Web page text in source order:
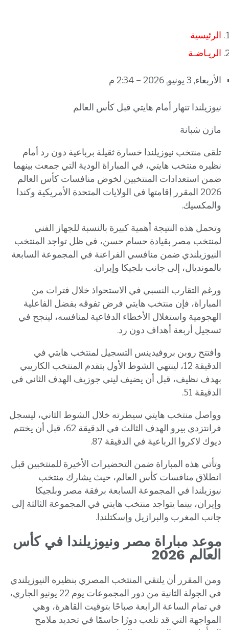
الرئيسية
الريـاضـة
الأربعاء, 3 يونيو, 2026 – 2:34 م
نيوزيلندا تنهار أمام هايتي قبل كأس العالم
مازن شبانة
تلقى منتخب نيوزيلندا خسارة ثقيلة برباعية دون رد أمام
نظيره منتخب هايتي، في المباراة الودية التي جمعت بينهما
ضمن استعدادات المنتخبين لخوض منافسات كأس العالم
2026 المقرر إقامتها في الولايات المتحدة الأمريكية وكندا
والمكسيك.
وتحمل هذه النتيجة أهمية كبيرة بالنسبة للجهاز الفني
لمنتخب مصر بقيادة حسام حسن، في ظل تواجد المنتخب
النيوزيلندي ضمن منافسي الفراعنة في المجموعة السابعة
بالمونديال، إلى جانب بلجيكا وإيران.
ورغم التقارب النسبي في الاستحواذ خلال فترات من
المباراة، فإن منتخب هايتي فرض تفوقه بفضل الفاعلية
الهجومية واستغلال الأخطاء الدفاعية لمنافسه، لينجح في
تسجيل أربعة أهداف دون رد.
وافتتح روبن بروفيدينس التسجيل لمنتخب هايتي في
الدقيقة 12، لينتهي الشوط الأول بتقدم المنتخب الكاريبي
بهدف نظيف، قبل أن يضيف ليني جوزيف الهدف الثاني في
الدقيقة 51.
وواصل منتخب هايتي سيطرته خلال الشوط الثاني، ليسجل
فرانتزدي بيرو الهدف الثالث في الدقيقة 62، قبل أن يختتم
ديوك لاكروا الرباعية في الدقيقة 87.
وتأتي هذه المباراة ضمن التحضيرات الأخيرة للمنتخبين قبل
انطلاق منافسات كأس العالم، حيث يشارك منتخب
نيوزيلندا في المجموعة السابعة برفقة مصر وبلجيكا
وإيران، بينما يتواجد منتخب هايتي في المجموعة الثالثة إلى
جانب المغرب والبرازيل وإسكتلندا.
موعد مباراة مصر ونيوزيلندا في كأس
العالم 2026
ومن المقرر أن يلتقي المنتخب المصري بنظيره النيوزيلندي
في الجولة الثانية من دور المجموعات يوم 22 يونيو الجاري،
في تمام الساعة الرابعة صباحًا بتوقيت القاهرة، وهي
المواجهة التي قد تلعب دورًا حاسمًا في تحديد ملامح